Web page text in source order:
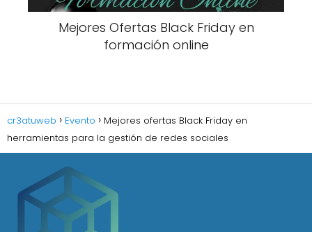
Mejores Ofertas Black Friday en
formación online
cr3atuweb Evento
Mejores ofertas Black Friday en
herramientas para la gestión de redes sociales